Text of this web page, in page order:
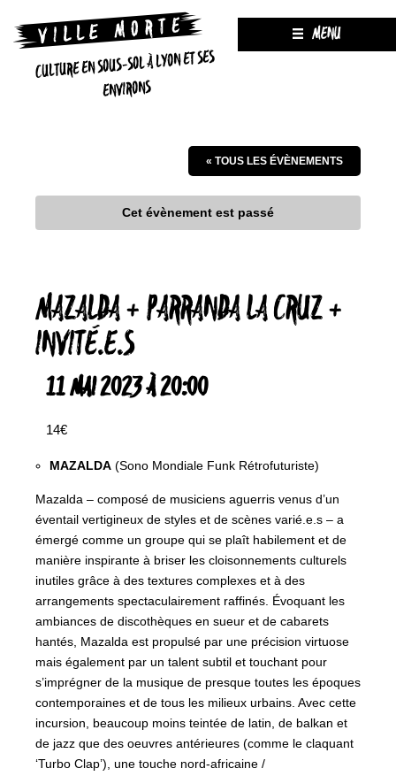
CULTURE EN SOUS-SOL À LYON ET SES
ENVIRONS
MENU
« TOUS LES ÉVÈNEMENTS
Cet évènement est passé
MAZALDA + PARRANDA LA CRUZ +
INVITÉ.E.S
11 MAI 2023 À 20:00
14€
MAZALDA (Sono Mondiale Funk Rétrofuturiste)
Mazalda – composé de musiciens aguerris venus d’un
éventail vertigineux de styles et de scènes varié.e.s – a
émergé comme un groupe qui se plaît habilement et de
manière inspirante à briser les cloisonnements culturels
inutiles grâce à des textures complexes et à des
arrangements spectaculairement raffinés. Évoquant les
ambiances de discothèques en sueur et de cabarets
hantés, Mazalda est propulsé par une précision virtuose
mais également par un talent subtil et touchant pour
s’imprégner de la musique de presque toutes les époques
contemporaines et de tous les milieux urbains. Avec cette
incursion, beaucoup moins teintée de latin, de balkan et
de jazz que des oeuvres antérieures (comme le claquant
‘Turbo Clap’), une touche nord-africaine /